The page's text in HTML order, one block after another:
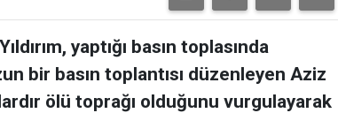
yaptığı basın toplasında
bir basın toplantısı düzenleyen Aziz
ölü toprağı olduğunu vurgulayarak